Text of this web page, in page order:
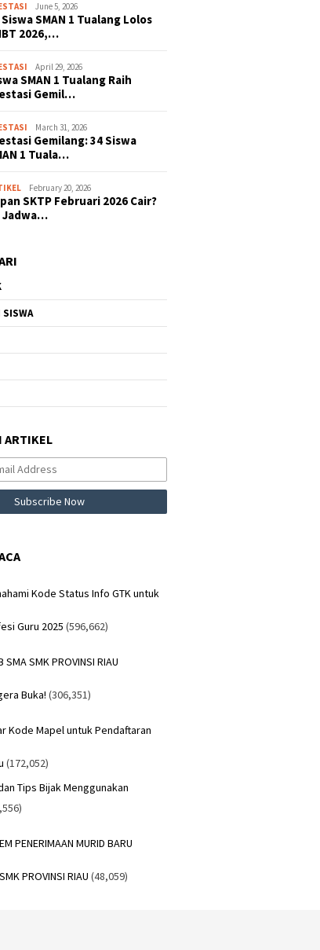
June 5, 2026
Siswa SMAN 1 Tualang Lolos
2026,…
April 29, 2026
SMAN 1 Tualang Raih
Gemil…
March 31, 2026
Gemilang: 34 Siswa
1 Tuala…
February 20, 2026
SKTP Februari 2026 Cair?
Jadwa…
SISWA
ARTIKEL
Kode Status Info GTK untuk
Guru 2025 (596,662)
SMA SMK PROVINSI RIAU
Buka! (306,351)
Kode Mapel untuk Pendaftaran
(172,052)
Tips Bijak Menggunakan
PENERIMAAN MURID BARU
PROVINSI RIAU (48,059)